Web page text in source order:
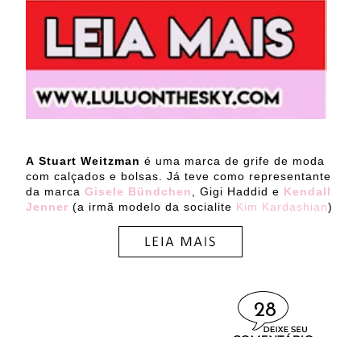
A Stuart Weitzman é uma marca de grife de moda
com calçados e bolsas. Já teve como representante
da marca Gisele Bündchen , Gigi Haddid e Kendall
Jenner (a irmã modelo da socialite Kim Kardashian)
28